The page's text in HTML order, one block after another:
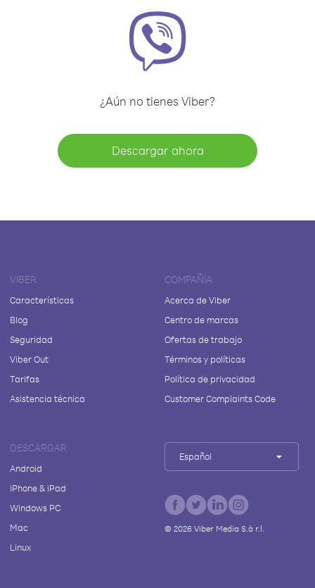
¿Aún no tienes Viber?
Descargar ahora
VIBER
Características
Blog
Seguridad
Viber Out
Tarifas
Asistencia técnica
COMPAÑÍA
Acerca de Viber
Centro de marcas
Ofertas de trabajo
Términos y políticas
Política de privacidad
Customer Complaints Code
DESCARGAR
Android
iPhone & iPad
Windows PC
Mac
Linux
Español
© 2026Viber Media S.à r.l.